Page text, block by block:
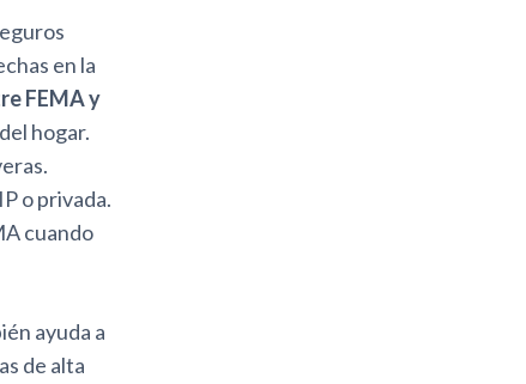
en la
FEMA y
hogar.
o privada.
cuando
ayuda a
de alta